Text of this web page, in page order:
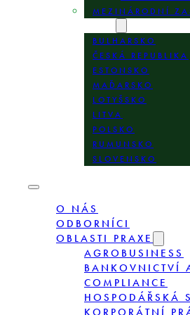
MEZINÁRODNÍ
BULHARSKO
ČESKÁ REPUBLIKA
ESTONSKO
MAĎARSKO
LOTYŠSKO
LITVA
POLSKO
RUMUNSKO
SLOVENSKO
O NÁS
ODBORNÍCI
OBLASTI PRAXE
AGROBUSINESS
BANKOVNICTVÍ
COMPLIANCE
HOSPODÁŘSKÁ
KORPORÁTNÍ